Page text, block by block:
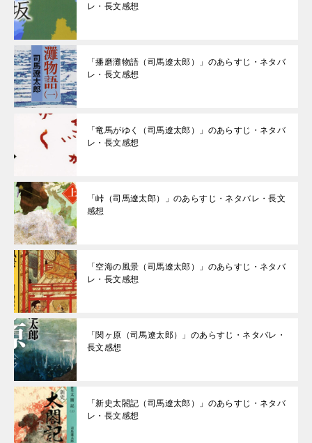
レ・長文感想
「播磨灘物語（司馬遼太郎）」のあらすじ・ネタバ
レ・長文感想
「竜馬がゆく（司馬遼太郎）」のあらすじ・ネタバ
レ・長文感想
「峠（司馬遼太郎）」のあらすじ・ネタバレ・長文
感想
「空海の風景（司馬遼太郎）」のあらすじ・ネタバ
レ・長文感想
「関ヶ原（司馬遼太郎）」のあらすじ・ネタバレ・
長文感想
「新史太閤記（司馬遼太郎）」のあらすじ・ネタバ
レ・長文感想